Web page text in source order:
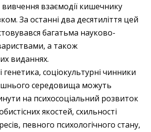
вивчення взаємодії кишечнику
За останні два десятиліття цей
багатьма науково-
а також
виданнях.
генетика, соціокультурні чинники
середовища можуть
на психосоціальний розвиток
якостей, схильності
певного психологічного стану,